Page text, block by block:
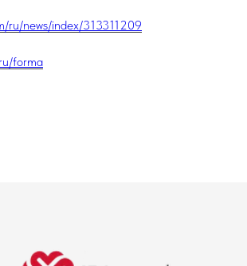
ru/news/index/313311209
forma